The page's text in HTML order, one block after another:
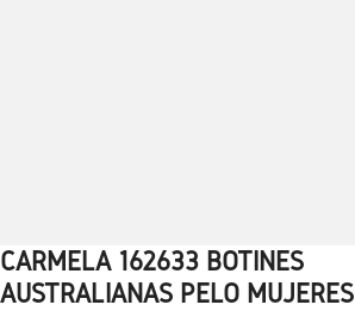
1 2 3 4 5 6
CARMELA 162633 BOTINES
AUSTRALIANAS PELO MUJERES